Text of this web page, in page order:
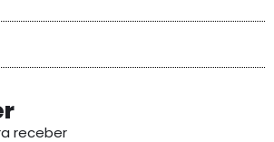
receber